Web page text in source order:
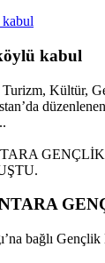
kabul
Turizm, Kültür,
bağlı